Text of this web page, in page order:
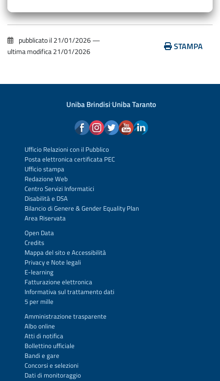
pubblicato il21/01/2026—
ultima modifica21/01/2026 STAMPA
Uniba Brindisi·Uniba Taranto
Ufficio Relazioni con il Pubblico
Posta elettronica certificata PEC
Ufficio stampa
Redazione Web
Centro Servizi Informatici
Disabilità e DSA
Bilancio di Genere & Gender Equality Plan
Area Riservata
Open Data
Credits
Mappa del sitoe Accessibilità
Privacye Note legali
E-learning
Fatturazione elettronica
Informativa sul trattamento dati
5 per mille
Amministrazione trasparente
Albo online
Atti di notifica
Bollettino ufficiale
Bandi e gare
Concorsi e selezioni
Dati di monitoraggio